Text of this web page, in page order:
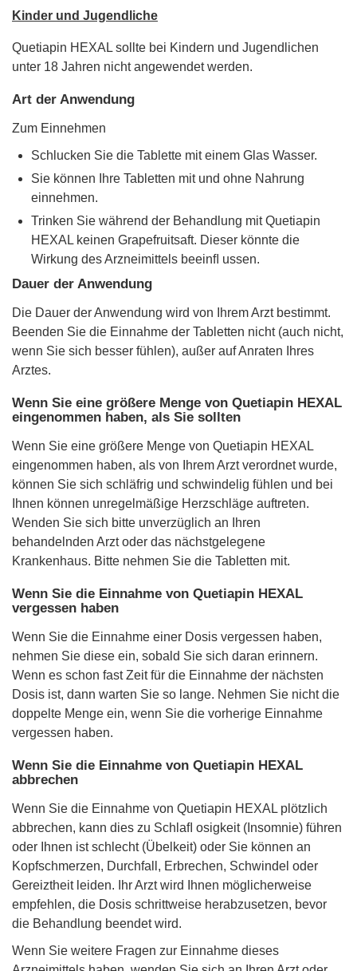
Kinder und Jugendliche
Quetiapin HEXAL sollte bei Kindern und Jugendlichen
unter 18 Jahren nicht angewendet werden.
Art der Anwendung
Zum Einnehmen
Schlucken Sie die Tablette mit einem Glas Wasser.
Sie können Ihre Tabletten mit und ohne Nahrung
einnehmen.
Trinken Sie während der Behandlung mit Quetiapin
HEXAL keinen Grapefruitsaft. Dieser könnte die
Wirkung des Arzneimittels beeinﬂ ussen.
Dauer der Anwendung
Die Dauer der Anwendung wird von Ihrem Arzt bestimmt.
Beenden Sie die Einnahme der Tabletten nicht (auch nicht,
wenn Sie sich besser fühlen), außer auf Anraten Ihres
Arztes.
Wenn Sie eine größere Menge von Quetiapin HEXAL
eingenommen haben, als Sie sollten
Wenn Sie eine größere Menge von Quetiapin HEXAL
eingenommen haben, als von Ihrem Arzt verordnet wurde,
können Sie sich schläfrig und schwindelig fühlen und bei
Ihnen können unregelmäßige Herzschläge auftreten.
Wenden Sie sich bitte unverzüglich an Ihren
behandelnden Arzt oder das nächstgelegene
Krankenhaus. Bitte nehmen Sie die Tabletten mit.
Wenn Sie die Einnahme von Quetiapin HEXAL
vergessen haben
Wenn Sie die Einnahme einer Dosis vergessen haben,
nehmen Sie diese ein, sobald Sie sich daran erinnern.
Wenn es schon fast Zeit für die Einnahme der nächsten
Dosis ist, dann warten Sie so lange. Nehmen Sie nicht die
doppelte Menge ein, wenn Sie die vorherige Einnahme
vergessen haben.
Wenn Sie die Einnahme von Quetiapin HEXAL
abbrechen
Wenn Sie die Einnahme von Quetiapin HEXAL plötzlich
abbrechen, kann dies zu Schlaﬂ osigkeit (Insomnie) führen
oder Ihnen ist schlecht (Übelkeit) oder Sie können an
Kopfschmerzen, Durchfall, Erbrechen, Schwindel oder
Gereiztheit leiden. Ihr Arzt wird Ihnen möglicherweise
empfehlen, die Dosis schrittweise herabzusetzen, bevor
die Behandlung beendet wird.
Wenn Sie weitere Fragen zur Einnahme dieses